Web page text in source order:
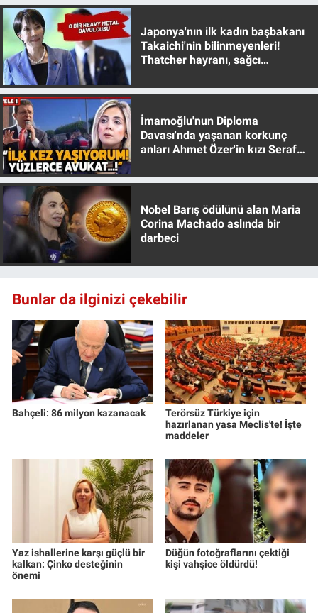
Japonya'nın ilk kadın başbakanı
Takaichi'nin bilinmeyenleri!
Thatcher hayranı, sağcı
İmamoğlu'nun Diploma
Davası'nda yaşanan korkunç
anları Ahmet Özer'in kızı Seraf
Nobel Barış ödülünü alan Maria
Corina Machado aslında bir
darbeci
Bunlar da ilginizi çekebilir
Bahçeli: 86 milyon kazanacak
Terörsüz Türkiye için
hazırlanan yasa Meclis'te! İşte
maddeler
Yaz ishallerine karşı güçlü bir
kalkan: Çinko desteğinin
önemi
Düğün fotoğraflarını çektiği
kişi vahşice öldürdü!